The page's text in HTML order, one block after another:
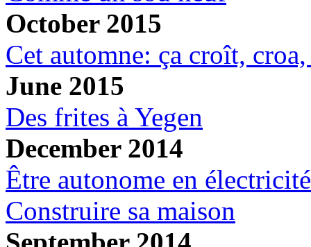
October 2015
Cet automne: ça croît,
June 2015
Des frites à Yegen
December 2014
Être autonome en électricité
Construire sa maison